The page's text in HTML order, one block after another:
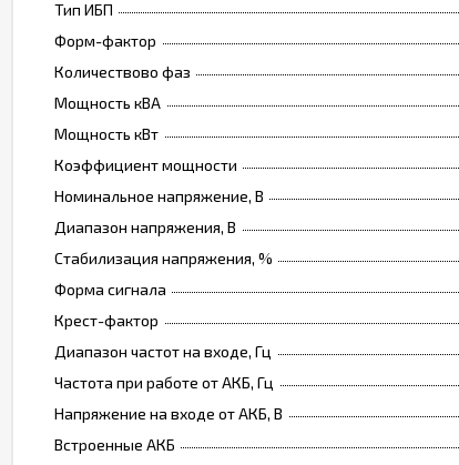
Тип ИБП
Форм-фактор
Количествово фаз
Мощность кВА
Мощность кВт
Коэффициент мощности
Номинальное напряжение, В
Диапазон напряжения, В
Стабилизация напряжения, %
Форма сигнала
Крест-фактор
Диапазон частот на входе, Гц
Частота при работе от АКБ, Гц
Напряжение на входе от АКБ, В
Встроенные АКБ